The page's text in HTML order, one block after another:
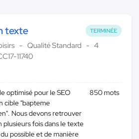
TERMINÉE
texte
Qualité Standard
4
11740
optimisé pour le SEO
cible "bapteme
Nous devons retrouver
plusieurs fois dans le texte
possible et de manière
850 mots